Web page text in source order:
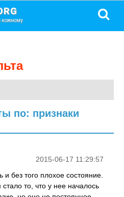
кожному
по: признаки
2015-06-17 11:29:57
без того плохое состояние.
то, что у нее началось